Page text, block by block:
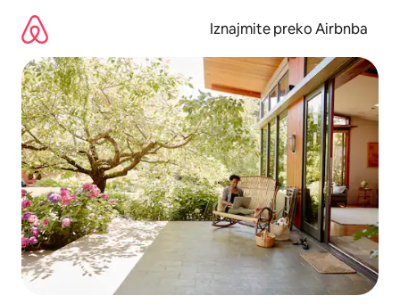
sadržaj
Iznajmite preko Airbnba